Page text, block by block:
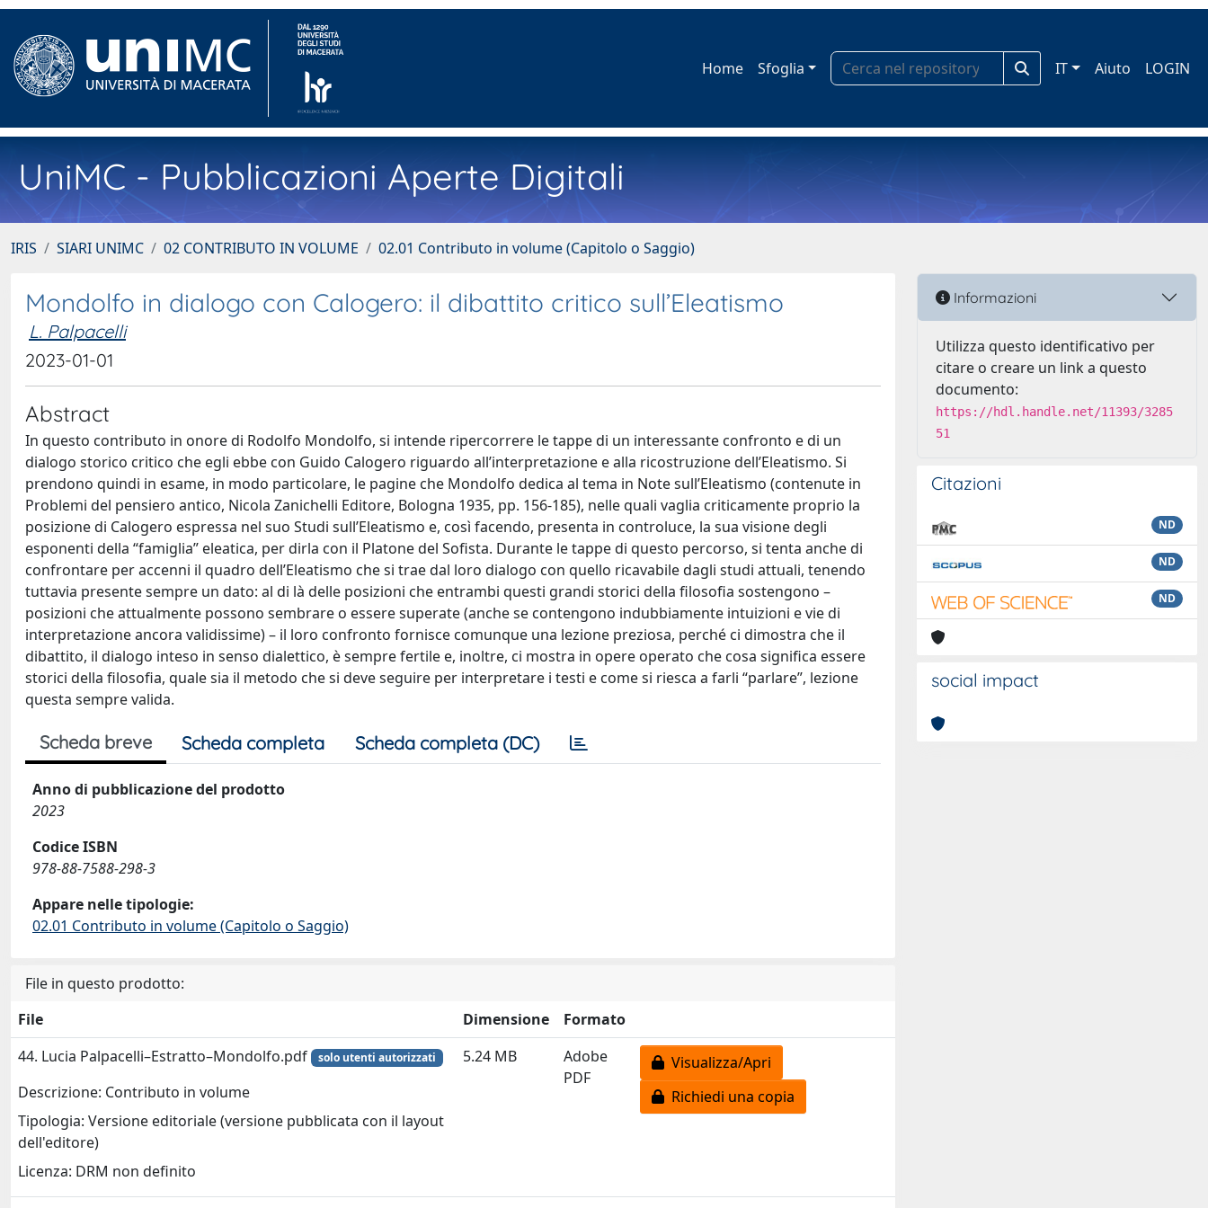
Home Sfoglia IT Aiuto LOGIN
UniMC - Pubblicazioni Aperte Digitali
IRIS SIARI UNIMC 02 CONTRIBUTO IN VOLUME 02.01 Contributo in volume (Capitolo o Saggio)
Mondolfo in dialogo con Calogero: il dibattito critico sull’Eleatismo
L. Palpacelli
2023-01-01
Abstract
In questo contributo in onore di Rodolfo Mondolfo, si intende ripercorrere le tappe di un interessante confronto e di un
dialogo storico critico che egli ebbe con Guido Calogero riguardo all’interpretazione e alla ricostruzione dell’Eleatismo. Si
prendono quindi in esame, in modo particolare, le pagine che Mondolfo dedica al tema in Note sull’Eleatismo (contenute in
Problemi del pensiero antico, Nicola Zanichelli Editore, Bologna 1935, pp. 156-185), nelle quali vaglia criticamente proprio la
posizione di Calogero espressa nel suo Studi sull’Eleatismo e, così facendo, presenta in controluce, la sua visione degli
esponenti della “famiglia” eleatica, per dirla con il Platone del Sofista. Durante le tappe di questo percorso, si tenta anche di
confrontare per accenni il quadro dell’Eleatismo che si trae dal loro dialogo con quello ricavabile dagli studi attuali, tenendo
tuttavia presente sempre un dato: al di là delle posizioni che entrambi questi grandi storici della filosofia sostengono –
posizioni che attualmente possono sembrare o essere superate (anche se contengono indubbiamente intuizioni e vie di
interpretazione ancora validissime) – il loro confronto fornisce comunque una lezione preziosa, perché ci dimostra che il
dibattito, il dialogo inteso in senso dialettico, è sempre fertile e, inoltre, ci mostra in opere operato che cosa significa essere
storici della filosofia, quale sia il metodo che si deve seguire per interpretare i testi e come si riesca a farli “parlare”, lezione
questa sempre valida.
Scheda breve Scheda completa Scheda completa (DC)
Anno di pubblicazione del prodotto
2023
Codice ISBN
978-88-7588-298-3
Appare nelle tipologie:
02.01 Contributo in volume (Capitolo o Saggio)
File in questo prodotto:
File
Dimensione
Formato
44. Lucia Palpacelli–Estratto–Mondolfo.pdf
solo utenti autorizzati
Descrizione: Contributo in volume
Tipologia: Versione editoriale (versione pubblicata con il layout
dell'editore)
Licenza: DRM non definito
5.24 MB
Adobe
PDF
Visualizza/Apri
Richiedi una copia
Informazioni
Utilizza questo identificativo per
citare o creare un link a questo
documento:
https://hdl.handle.net/11393/3285
51
Citazioni
ND
ND
ND
social impact